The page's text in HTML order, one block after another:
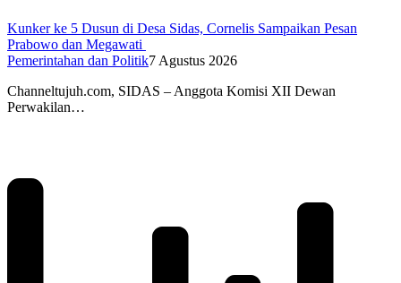
Kunker ke 5 Dusun di Desa Sidas, Cornelis Sampaikan Pesan
Prabowo dan Megawati
Pemerintahan dan Politik7 Agustus 2026
Channeltujuh.com, SIDAS – Anggota Komisi XII Dewan
Perwakilan…